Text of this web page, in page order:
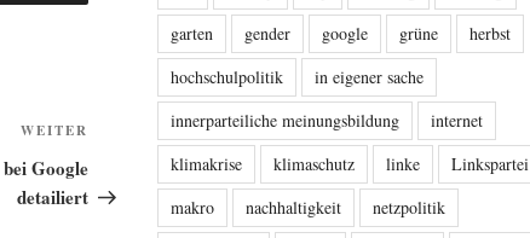
Nächster
WEITER
Google
detailiert
garten
gender google grüne
herbst
hochschulpolitik
in eigener sache
innerparteiliche meinungsbildung
internet
klimakrise
klimaschutz linke
Linkspartei
makro
nachhaltigkeit
netzpolitik